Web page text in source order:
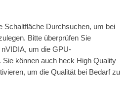
Schaltfläche Durchsuchen, um bei
Bitte überprüfen Sie
um die GPU-
Sie können auch heck High Quality
um die Qualität bei Bedarf zu